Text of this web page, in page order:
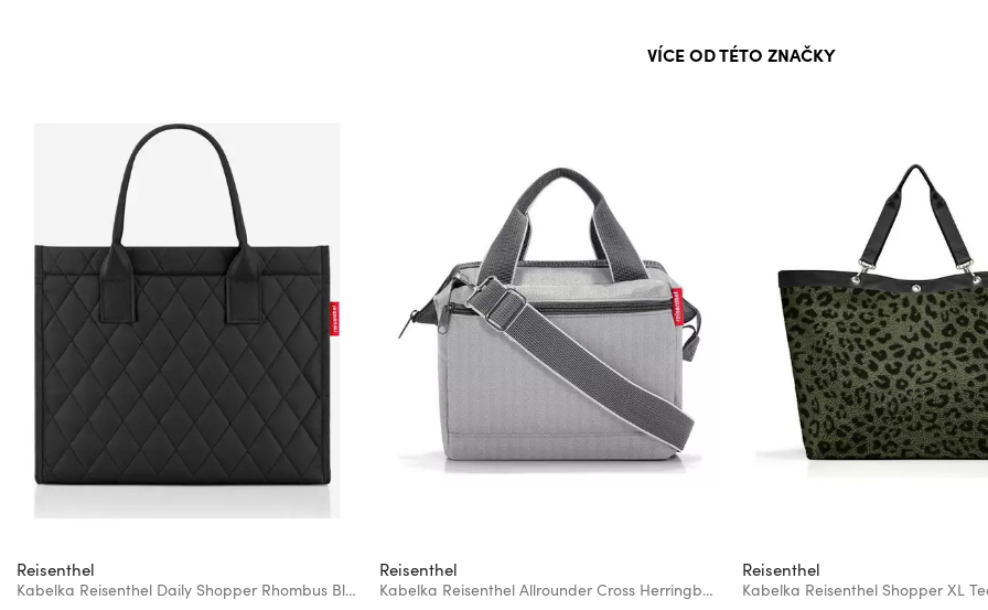
VÍCE OD TÉTO ZNAČKY
Reisenthel
Kabelka Reisenthel Daily Shopper Rhombus Black
Reisenthel
Kabelka Reisenthel Allrounder Cross Herringbone Grey
Reisenthel
Kabelka Reisenthel Shopper XL